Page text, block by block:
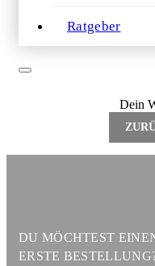
Ratgeber
Dein
DU MÖCHTEST
ERSTE